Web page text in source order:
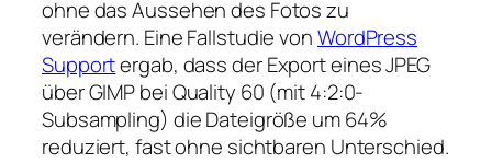
ohne das Aussehen des Fotos zu
verändern. Eine Fallstudie vonWordPress
Supportergab, dass der Export eines JPEG
über GIMP bei Quality 60 (mit 4:2:0-
Subsampling) die Dateigröße um 64%
reduziert, fast ohne sichtbaren Unterschied.